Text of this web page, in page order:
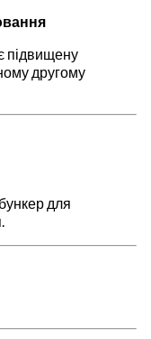
підвищену
другому
для